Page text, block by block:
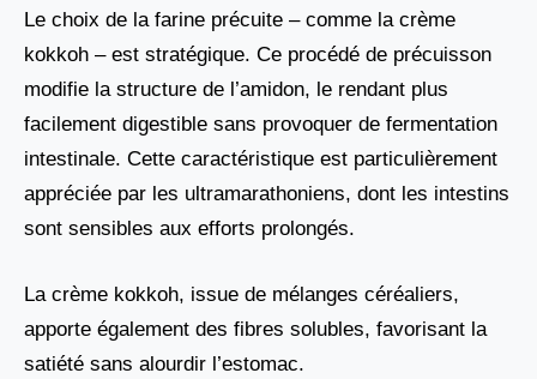
Le choix de la farine précuite – comme la crème
kokkoh – est stratégique. Ce procédé de précuisson
modifie la structure de l’amidon, le rendant plus
facilement digestible sans provoquer de fermentation
intestinale. Cette caractéristique est particulièrement
appréciée par les ultramarathoniens, dont les intestins
sont sensibles aux efforts prolongés.
La crème kokkoh, issue de mélanges céréaliers,
apporte également des fibres solubles, favorisant la
satiété sans alourdir l’estomac.